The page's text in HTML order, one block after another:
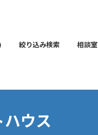
絞り込み検索 相談室
ウス